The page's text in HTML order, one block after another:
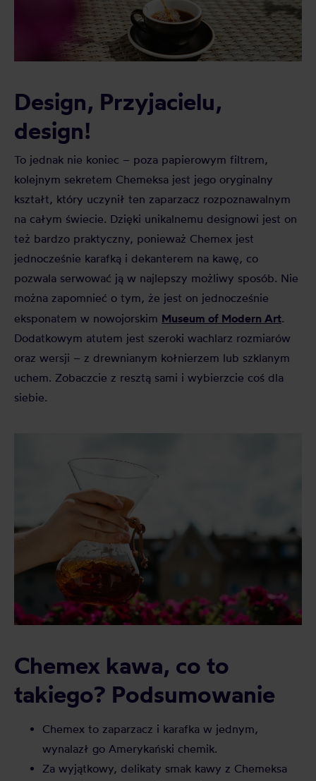
Design, Przyjacielu,
design!
To jednak nie koniec – poza papierowym filtrem,
kolejnym sekretem Chemeksa jest jego oryginalny
kształt, który uczynił ten zaparzacz rozpoznawalnym
na całym świecie. Dzięki unikalnemu designowi jest on
też bardzo praktyczny, ponieważ Chemex jest
jednocześnie karafką i dekanterem na kawę, co
pozwala serwować ją w najlepszy możliwy sposób. Nie
można zapomnieć o tym, że jest on jednocześnie
eksponatem w nowojorskim Museum of Modern Art.
Dodatkowym atutem jest szeroki wachlarz rozmiarów
oraz wersji – z drewnianym kołnierzem lub szklanym
uchem. Zobaczcie z resztą sami i wybierzcie coś dla
siebie.
Chemex kawa, co to
takiego? Podsumowanie
Chemex to zaparzacz i karafka w jednym,
wynalazł go Amerykański chemik.
Za wyjątkowy, delikaty smak kawy z Chemeksa